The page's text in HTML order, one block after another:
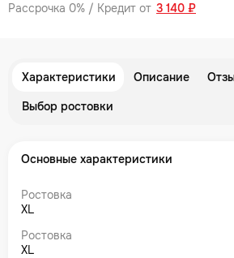
Рассрочка 0% / Кредит от 3 140 ₽
Характеристики Описание
Выбор ростовки
Основные характеристики
Ростовка
XL
Ростовка
XL